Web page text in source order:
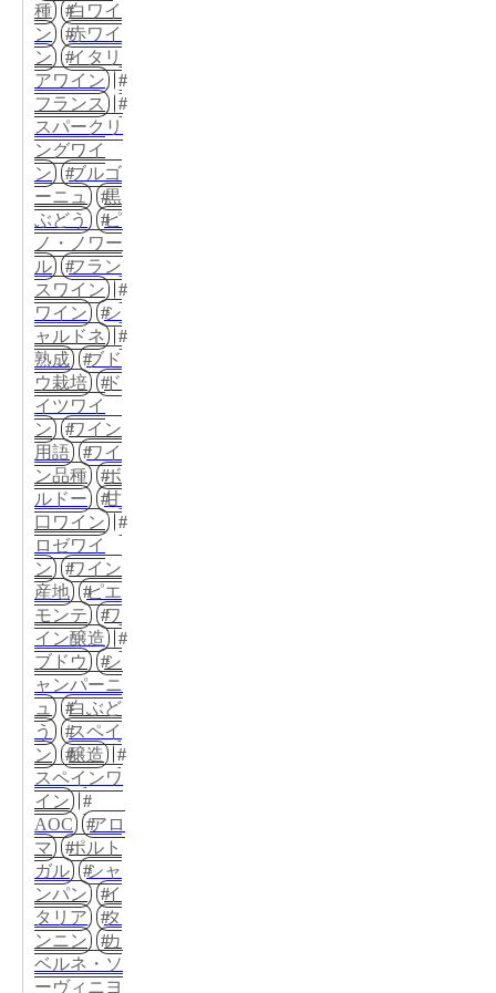
種
白ワイ
ン
赤ワイ
ン
イタリ
アワイン
フランス
スパークリ
ングワイ
ン
ブルゴ
ーニュ
黒
ぶどう
ピ
ノ・ノワー
ル
フラン
スワイン
ワイン
シ
ャルドネ
熟成
ブド
ウ栽培
ド
イツワイ
ン
ワイン
用語
ワイ
ン品種
ボ
ルドー
甘
口ワイン
ロゼワイ
ン
ワイン
産地
ピエ
モンテ
ワ
イン醸造
ブドウ
シ
ャンパーニ
ュ
白ぶど
う
スペイ
ン
醸造
スペインワ
イン
AOC
アロ
マ
ポルト
ガル
シャ
ンパン
イ
タリア
タ
ンニン
カ
ベルネ・ソ
ーヴィニヨ